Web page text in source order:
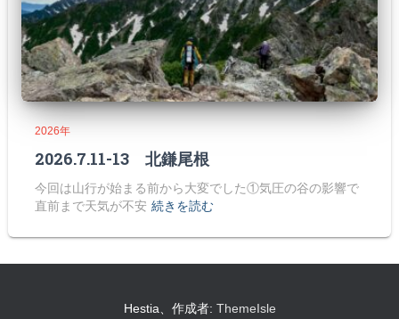
2026年
2026.7.11-13 北鎌尾根
今回は山行が始まる前から大変でした①気圧の谷の影響で
直前まで天気が不安 続きを読む
Hestia、作成者: ThemeIsle